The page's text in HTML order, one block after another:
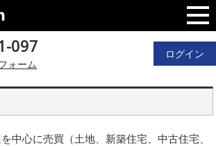
097
ォーム
ログイン
中心に売買（土地、新築住宅、中古住宅、